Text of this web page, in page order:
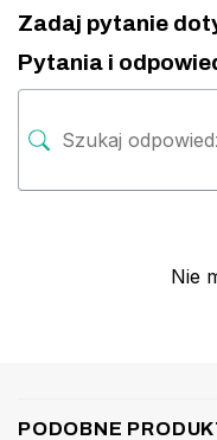
Zadaj pytanie
Pytania i
Nie
PODOBNE